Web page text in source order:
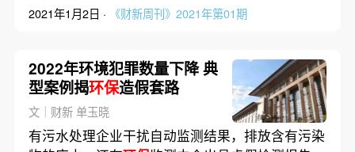
2021年1月2日 · 《财新周刊》2021年第01期
2022年环境犯罪数量下降 典
型案例揭环保造假套路
文｜财新 单玉晓
有污水处理企业干扰自动监测结果，排放含有污染